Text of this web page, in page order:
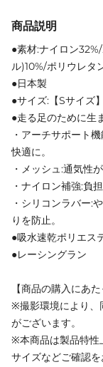
商品説明
●素材:ナイロン
ル)10%/ポリウレタ
●日本製
●サイズ:【Sサイズ
●走る足のために生
・アーチサポート
快適に。
・メッシュ:通気性
・ナイロン補強:負
・シリコンラバー:
りを防止。
●吸水速乾ポリエス
●レーシングラン
【商品の購入にあ
※撮影環境により、
がございます。
※本商品は製品特性
サイズなどご確認を